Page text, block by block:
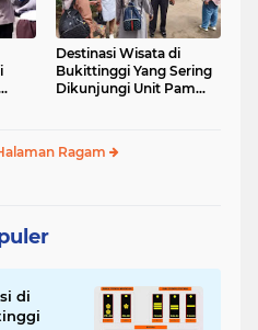
Destinasi Wisata di
Bukittinggi Yang Sering
Dikunjungi Unit Pam
Ragam
di